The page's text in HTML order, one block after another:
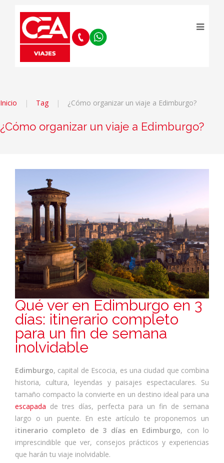
Inicio Tag ¿Cómo organizar un viaje a Edimburgo?
¿Cómo organizar un viaje a Edimburgo?
Qué ver en Edimburgo en 3
días: itinerario completo
para un fin de semana
inolvidable
Edimburgo, capital de Escocia, es una ciudad que combina
historia, cultura, leyendas y paisajes espectaculares. Su
tamaño compacto la convierte en un destino ideal para una
escapada de tres días, perfecta para un fin de semana
largo o un puente. En este artículo te proponemos un
itinerario completo de 3 días en Edimburgo, con lo
imprescindible que ver, consejos prácticos y experiencias
que harán tu viaje inolvidable.